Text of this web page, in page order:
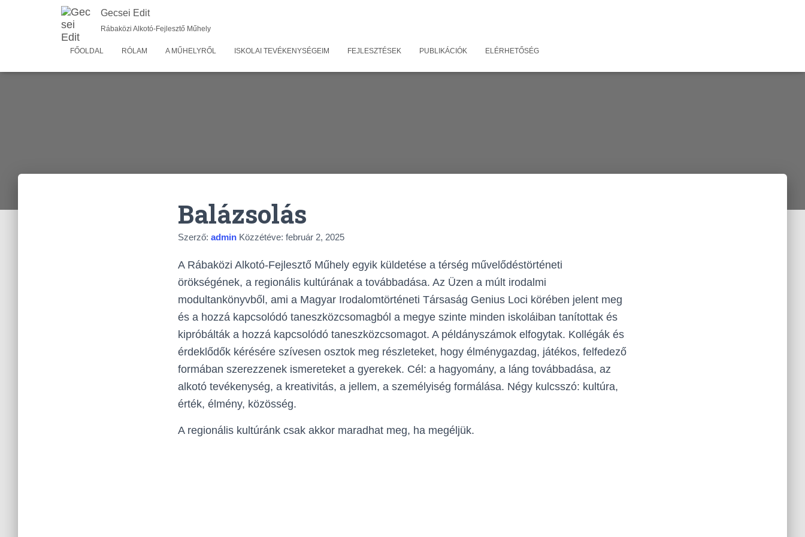
Gecsei Edit
Rábaközi Alkotó-Fejlesztő Műhely
FŐOLDAL RÓLAM A MŰHELYRŐL ISKOLAI TEVÉKENYSÉGEIM FEJLESZTÉSEK PUBLIKÁCIÓK ELÉRHETŐSÉG
Balázsolás
Szerző: admin Közzétéve: február 2, 2025
A Rábaközi Alkotó-Fejlesztő Műhely egyik küldetése a térség művelődéstörténeti
örökségének, a regionális kultúrának a továbbadása. Az Üzen a múlt irodalmi
modultankönyvből, ami a Magyar Irodalomtörténeti Társaság Genius Loci körében jelent meg
és a hozzá kapcsolódó taneszközcsomagból a megye szinte minden iskoláiban tanítottak és
kipróbálták a hozzá kapcsolódó taneszközcsomagot. A példányszámok elfogytak. Kollégák és
érdeklődők kérésére szívesen osztok meg részleteket, hogy élménygazdag, játékos, felfedező
formában szerezzenek ismereteket a gyerekek. Cél: a hagyomány, a láng továbbadása, az
alkotó tevékenység, a kreativitás, a jellem, a személyiség formálása. Négy kulcsszó: kultúra,
érték, élmény, közösség.
A regionális kultúránk csak akkor maradhat meg, ha megéljük.